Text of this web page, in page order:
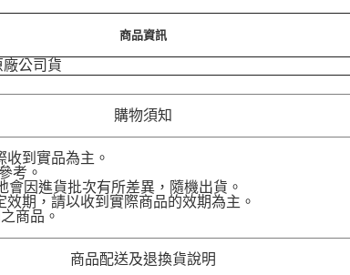
商品資訊
廠公司貨
購物須知
到實品為主。
考。
因進貨批次有所差異，隨機出貨。
期，請以收到實際商品的效期為主。
商品。
商品配送及退換貨說明